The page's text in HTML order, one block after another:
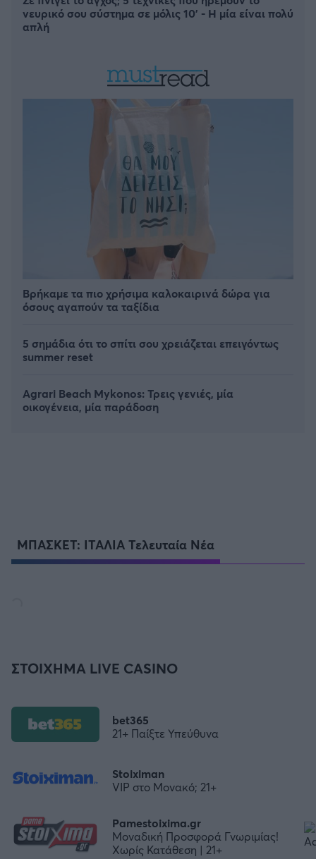
νευρικό σου σύστημα σε μόλις 10' - Η μία είναι πολύ
απλή
Βρήκαμε τα πιο χρήσιμα καλοκαιρινά δώρα για
όσους αγαπούν τα ταξίδια
5 σημάδια ότι το σπίτι σου χρειάζεται επειγόντως
summer reset
Agrari Beach Mykonos: Τρεις γενιές, μία
οικογένεια, μία παράδοση
ΜΠΑΣΚΕΤ: ΙΤΑΛΙΑ Τελευταία Νέα
ΣΤΟΙΧΗΜΑ LIVE CASINO
Stoiximan
VIP στο Μονακό; 21+
Pamestoixima.gr
Μοναδική Προσφορά Γνωριμίας!
Χωρίς Κατάθεση | 21+
bet365
21+ Παίξτε Υπεύθυνα